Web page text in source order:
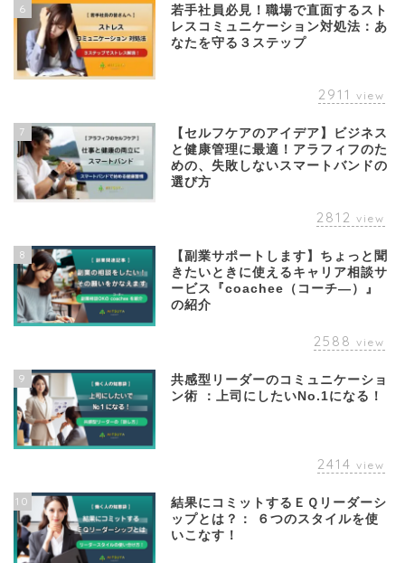
6
若手社員必見！職場で直面するスト
レスコミュニケーション対処法：あ
なたを守る３ステップ
2911 view
7
【セルフケアのアイデア】ビジネス
と健康管理に最適！アラフィフのた
めの、失敗しないスマートバンドの
選び方
2812 view
8
【副業サポートします】ちょっと聞
きたいときに使えるキャリア相談サ
ービス『coachee（コーチ―）』
の紹介
2588 view
9
共感型リーダーのコミュニケーショ
ン術 ：上司にしたいNo.1になる！
2414 view
10
結果にコミットするＥＱリーダーシ
ップとは？： ６つのスタイルを使
いこなす！